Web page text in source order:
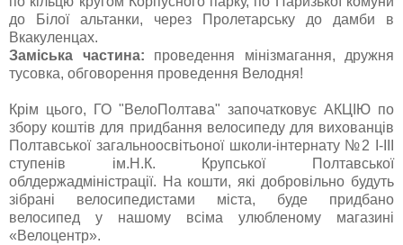
до Білої альтанки, через Пролетарську до дамби в
Вкакуленцах.
Заміська частина: проведення мінізмагання, дружня
тусовка, обговорення проведення Велодня!
Крім цього, ГО "ВелоПолтава" започатковує АКЦІЮ по
збору коштів для придбання велосипеду для вихованців
Полтавської загальноосвітьоної школи-інтернату №2 І-ІІІ
ступенів ім.Н.К. Крупської Полтавської
облдержадміністрації. На кошти, які добровільно будуть
зібрані велосипедистами міста, буде придбано
велосипед у нашому всіма улюбленому магазині
«Велоцентр».